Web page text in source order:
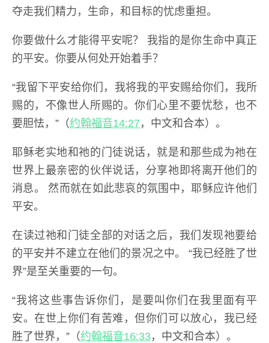
夺走我们精力，生命，和目标的忧虑重担。
你要做什么才能得平安呢？ 我指的是你生命中真正
的平安。你要从何处开始着手？
“我留下平安给你们，我将我的平安赐给你们，我所
赐的，不像世人所赐的。你们心里不要忧愁，也不
要胆怯，”（约翰福音14:27 ，中文和合本）。
耶稣老实地和祂的门徒说话，就是和那些成为祂在
世界上最亲密的伙伴说话，分享祂即将离开他们的
消息。 然而就在如此悲哀的氛围中，耶稣应许他们
平安。
在读过祂和门徒全部的对话之后，我们发现祂要给
的平安并不建立在他们的景况之中。 “我已经胜了世
界”是至关重要的一句。
“我将这些事告诉你们，是要叫你们在我里面有平
安。在世上你们有苦难，但你们可以放心，我已经
胜了世界，”（约翰福音16:33，中文和合本）。